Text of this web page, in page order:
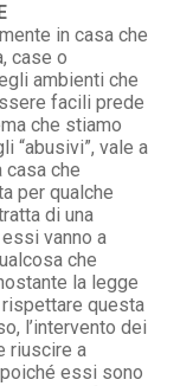
in casa che
case o
ambienti che
facili prede
che stiamo
“abusivi”, vale a
casa che
per qualche
di una
vanno a
che
la legge
questa
l’intervento dei
riuscire a
essi sono